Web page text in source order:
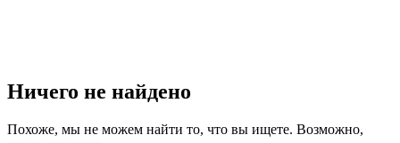
Ничего не найдено
Похоже, мы не можем найти то, что вы ищете. Возможно,